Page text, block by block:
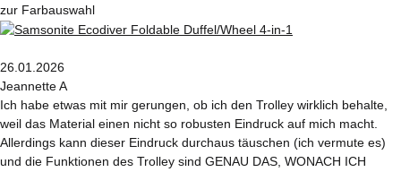
zur Farbauswahl
26.01.2026
Jeannette A
Ich habe etwas mit mir gerungen, ob ich den Trolley wirklich behalte,
weil das Material einen nicht so robusten Eindruck auf mich macht.
Allerdings kann dieser Eindruck durchaus täuschen (ich vermute es)
und die Funktionen des Trolley sind GENAU DAS, WONACH ICH